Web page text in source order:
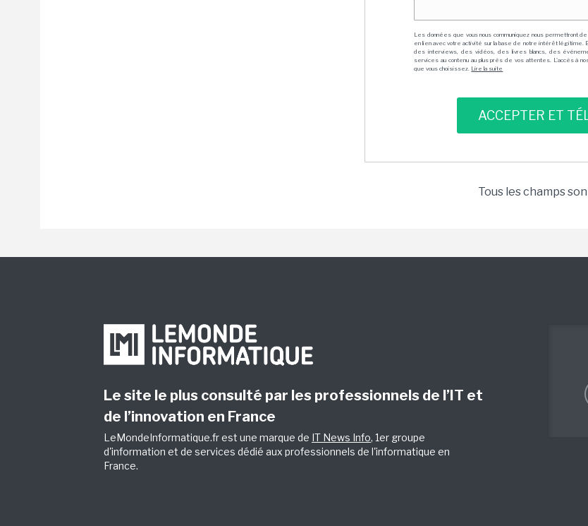
Les données que vous nous communiquez nous
en lien avec votre activité sur la base de notre intérêt légitime.
des interviews, des vidéos, des livres blancs, des
services au contenu au plus près de vos attentes. L'accès à
que vous choisissez. Lire la suite
Tous les champs
Le site le plus consulté par les professionnels de l’IT et
de l’innovation en France
LeMondeInformatique.fr est une marque de IT News Info, 1er groupe
d'information et de services dédié aux professionnels de l'informatique en
France.